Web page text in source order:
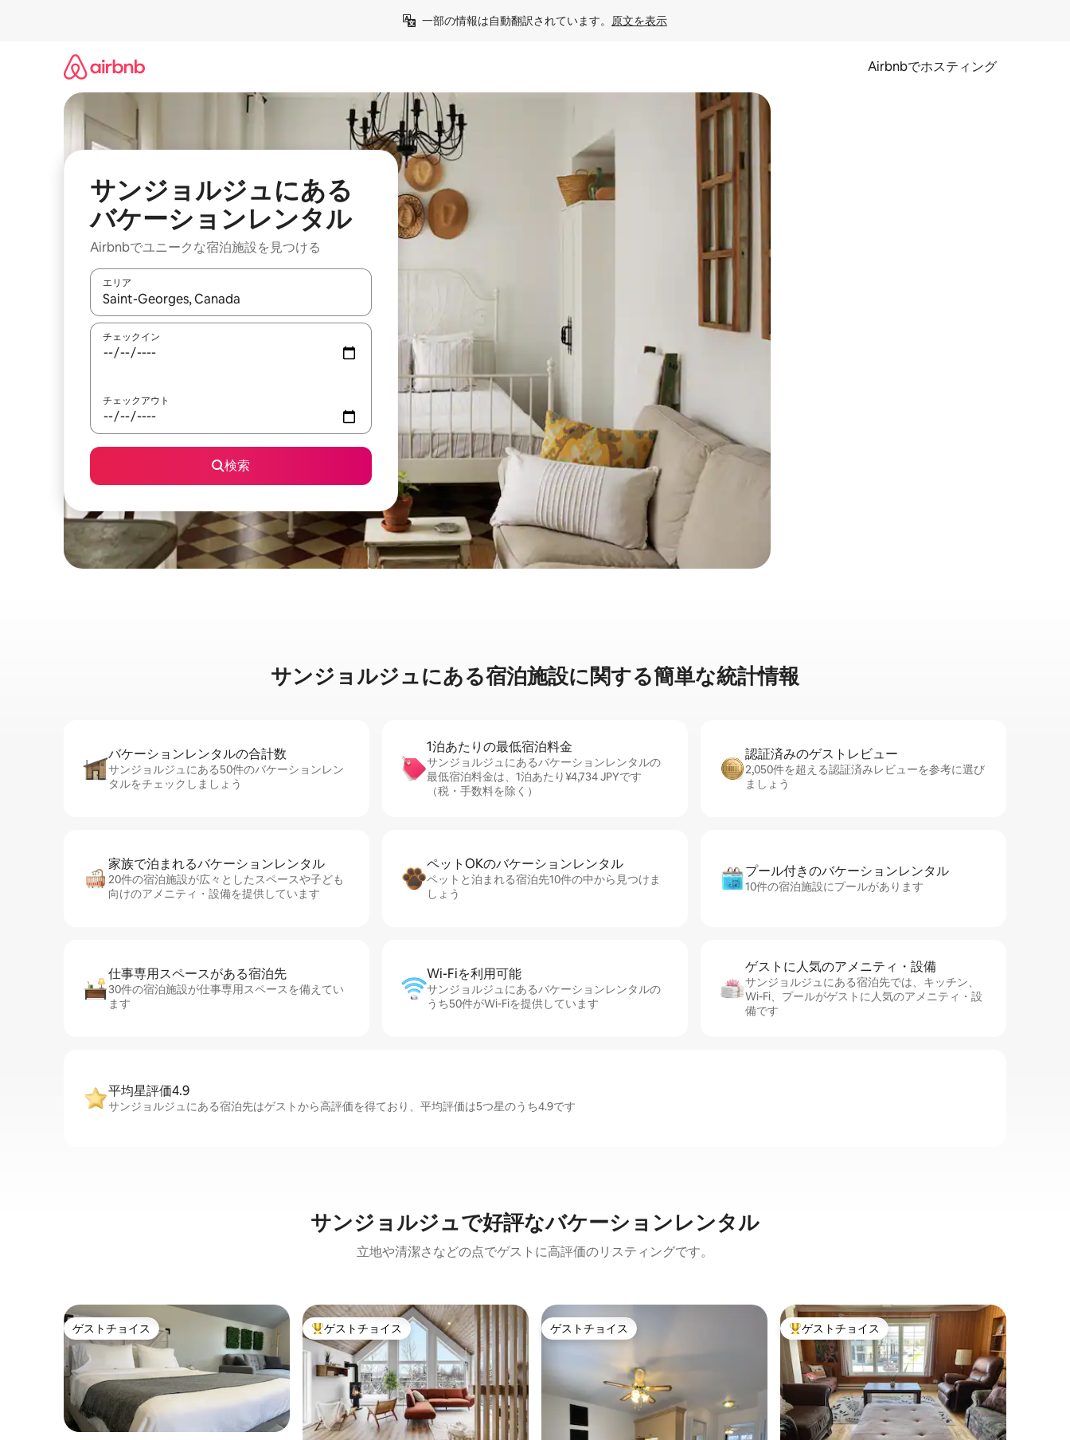
一部の情報は自動翻訳されています。 原文を表示
Airbnbでホスティング
サンジョルジュにある
バケーションレンタル
Airbnbでユニークな宿泊施設を見つける
エリア
検索結果が表示されたら、上下の矢印キーを使って移動するか、画面をタッチまたはスワイプして検索結果を確認することができます。
チェックイン
チェックアウト
検索
サンジョルジュに⁠あ⁠る宿⁠泊⁠施⁠設⁠に関⁠す⁠る簡⁠単⁠な統⁠計⁠情⁠報
バケーションレ⁠ン⁠タ⁠ル⁠の合⁠計⁠数
サンジョルジュにある50件のバケーションレン
タルをチェックしましょう
1泊あたりの最⁠低⁠宿⁠泊⁠料⁠金
サンジョルジュにあるバケーションレンタルの
最低宿泊料金は、1泊あたり¥4,734 JPYです
（税・手数料を除く）
認証済みのゲ⁠ス⁠ト⁠レ⁠ビ⁠ュ⁠ー
2,050件を超える認証済みレビューを参考に選び
ましょう
家族で泊まれるバ⁠ケ⁠ー⁠シ⁠ョ⁠ンレ⁠ン⁠タ⁠ル
20件の宿泊施設が広々としたスペースや子ども
向けのアメニティ・設備を提供しています
ペットOKのバ⁠ケ⁠ー⁠シ⁠ョ⁠ンレ⁠ン⁠タ⁠ル
ペットと泊まれる宿泊先10件の中から見つけま
しょう
プール付きのバ⁠ケ⁠ー⁠シ⁠ョ⁠ンレ⁠ン⁠タ⁠ル
10件の宿泊施設にプールがあります
仕事専用ス⁠ペ⁠ー⁠スがあ⁠る宿⁠泊⁠先
30件の宿泊施設が仕事専用スペースを備えてい
ます
Wi-Fiを利⁠用⁠可⁠能
サンジョルジュにあるバケーションレンタルの
うち50件がWi-Fiを提供しています
ゲストに人⁠気⁠のア⁠メ⁠ニ⁠テ⁠ィ・設⁠備
サンジョルジュにある宿泊先では、キッチン、
Wi-Fi、プールがゲストに人気のアメニティ・設
備です
平均星評価4.9
サンジョルジュにある宿泊先はゲストから高評価を得ており、平均評価は5つ星のうち4.9です
サンジョルジュで好評なバケーションレンタル
立地や清潔さなどの点でゲストに高評価のリスティングです。
ゲストチョイス
ゲストチョイス 大好評のゲストチョイスです。
ゲストチョイス ゲストチョイス
ゲストチョイス 大好評のゲストチョイスです。
ゲストチョイス